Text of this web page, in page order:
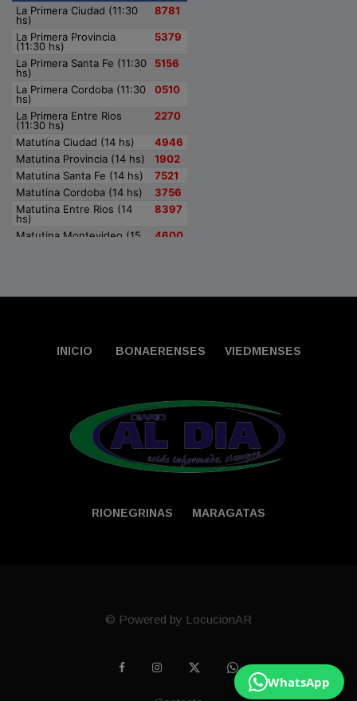
WhatsApp
INICIO BONAERENSES VIEDMENSES
RIONEGRINAS MARAGATAS
© Powered by LocucionAR